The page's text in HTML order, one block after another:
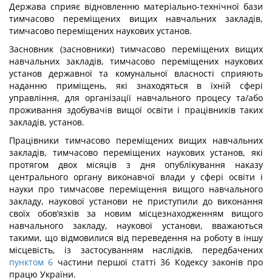
Держава сприяє відновленню матеріально-технічної бази
тимчасово переміщених вищих навчальних закладів,
тимчасово переміщених наукових установ.
Засновник (засновники) тимчасово переміщених вищих
навчальних закладів, тимчасово переміщених наукових
установ державної та комунальної власності сприяють
наданню приміщень, які знаходяться в їхній сфері
управління, для організації навчального процесу та/або
проживання здобувачів вищої освіти і працівників таких
закладів, установ.
Працівники тимчасово переміщених вищих навчальних
закладів, тимчасово переміщених наукових установ, які
протягом двох місяців з дня опублікування наказу
центрального органу виконавчої влади у сфері освіти і
науки про тимчасове переміщення вищого навчального
закладу, наукової установи не приступили до виконання
своїх обов’язків за новим місцезнаходженням вищого
навчального закладу, наукової установи, вважаються
такими, що відмовилися від переведення на роботу в іншу
місцевість, із застосуванням наслідків, передбачених
пунктом 6 частини першої статті 36 Кодексу законів про
працю України.